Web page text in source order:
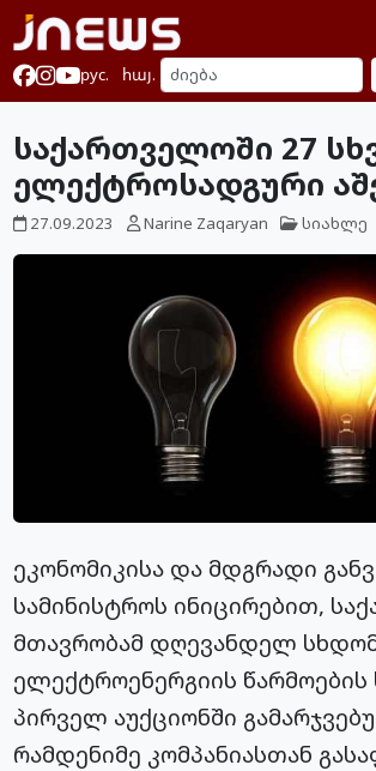
рус. հայ.
საქართველოში 27
ელექტროსადგური
27.09.2023 Narine Zaqaryan სიახლე
ეკონომიკისა და მდგრადი
სამინისტროს ინიცირებით,
მთავრობამ დღევანდელ
ელექტროენერგიის წარმოების
პირველ აუქციონში
რამდენიმე კომპანიასთან